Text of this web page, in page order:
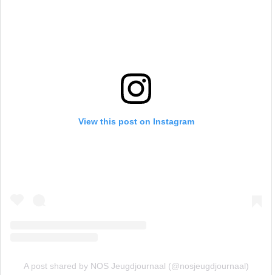
View this post on Instagram
A post shared by NOS Jeugdjournaal (@nosjeugdjournaal)